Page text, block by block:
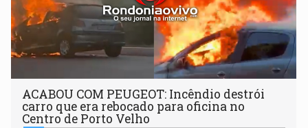
ACABOU COM PEUGEOT: Incêndio destrói
carro que era rebocado para oficina no
Centro de Porto Velho